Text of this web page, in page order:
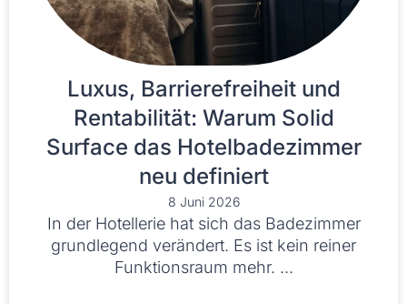
Luxus, Barrierefreiheit und
Rentabilität: Warum Solid
Surface das Hotelbadezimmer
neu definiert
8 Juni 2026
In der Hotellerie hat sich das Badezimmer
grundlegend verändert. Es ist kein reiner
Funktionsraum mehr. ...